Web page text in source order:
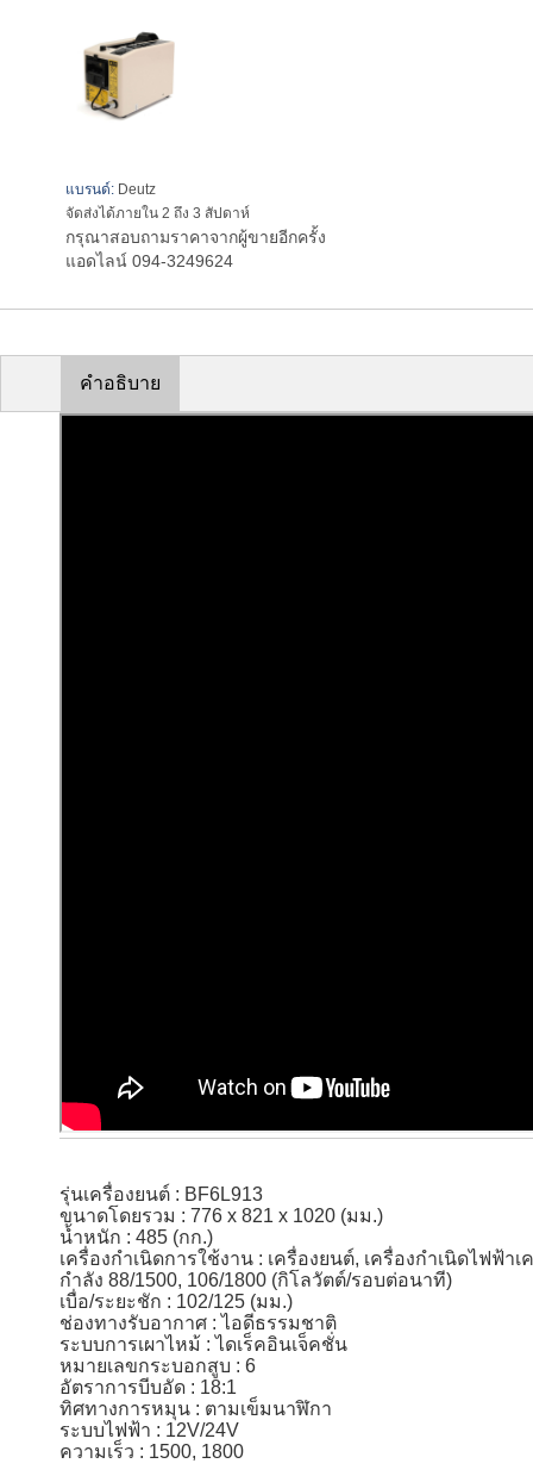
แบรนด์: Deutz
จัดส่งได้ภายใน 2 ถึง 3 สัปดาห์
กรุณาสอบถามราคาจากผู้ขายอีกครั้ง
แอดไลน์ 094-3249624
คำอธิบาย
รุ่นเครื่องยนต์ : BF6L913
ขนาดโดยรวม : 776 x 821 x 1020 (มม.)
น้ำหนัก : 485 (กก.)
เครื่องกำเนิดการใช้งาน : เครื่องยนต์, เครื่องกำเนิดไฟฟ้าเ
กำลัง 88/1500, 106/1800 (กิโลวัตต์/รอบต่อนาที)
เบื่อ/ระยะชัก : 102/125 (มม.)
ช่องทางรับอากาศ : ไอดีธรรมชาติ
ระบบการเผาไหม้ : ไดเร็คอินเจ็คชั่น
หมายเลขกระบอกสูบ : 6
อัตราการบีบอัด : 18:1
ทิศทางการหมุน : ตามเข็มนาฬิกา
ระบบไฟฟ้า : 12V/24V
ความเร็ว : 1500, 1800